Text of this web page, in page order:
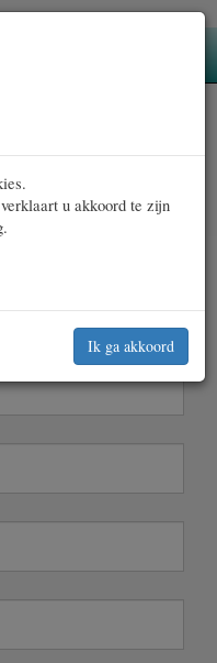
u akkoord te zijn